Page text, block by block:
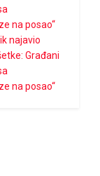
na posao“
najavio
Građani
na posao“